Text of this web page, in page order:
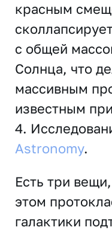
красным
с общей
Солнца, что
массивным
известным
4.
Astronomy.
Есть три
этом
галактики